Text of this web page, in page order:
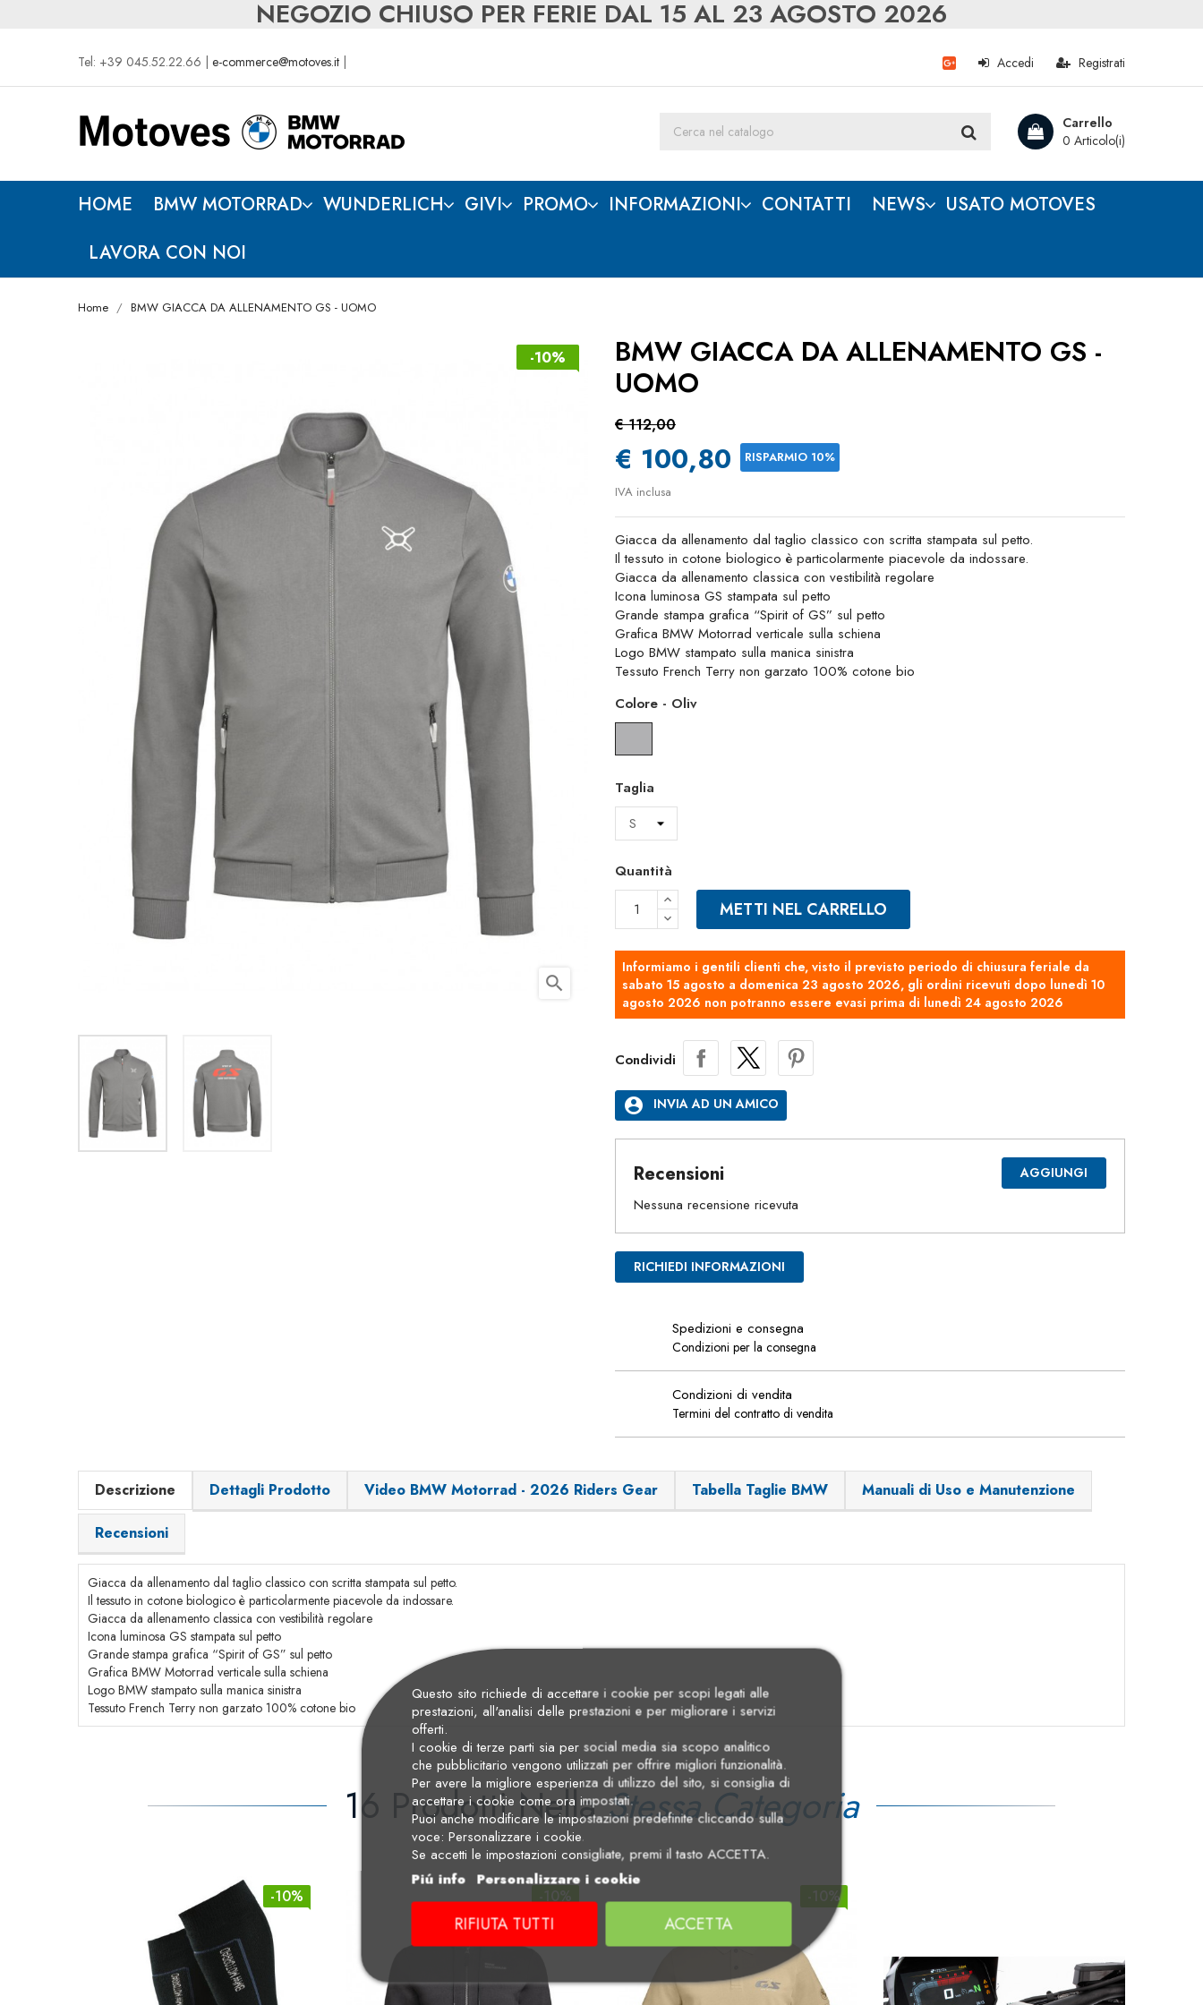
NEGOZIO CHIUSO PER FERIE DAL 15 AL 23 AGOSTO 2026
Tel: +39 045.52.22.66 | e-commerce@motoves.it Registrati
Accedi
Carrello
0 Articolo(i)
HOME BMW MOTORRAD WUNDERLICH GIVI PROMO INFORMAZIONI CONTATTI NEWS
USATO MOTOVES
LAVORA CON NOI
Home BMW GIACCA DA ALLENAMENTO GS - UOMO
-10%
search
BMW GIACCA DA ALLENAMENTO GS -
UOMO
€ 112,00
€ 100,80 RISPARMIO 10%
IVA inclusa
Giacca da allenamento dal taglio classico con scritta stampata sul petto.
Il tessuto in cotone biologico è particolarmente piacevole da indossare.
Giacca da allenamento classica con vestibilità regolare
Icona luminosa GS stampata sul petto
Grande stampa grafica “Spirit of GS” sul petto
Grafica BMW Motorrad verticale sulla schiena
Logo BMW stampato sulla manica sinistra
Tessuto French Terry non garzato 100% cotone bio
Colore - Oliv
Taglia
Quantità
METTI NEL CARRELLO
Informiamo i gentili clienti che, visto il previsto periodo di chiusura feriale da
sabato 15 agosto a domenica 23 agosto 2026, gli ordini ricevuti dopo lunedì 10
agosto 2026 non potranno essere evasi prima di lunedì 24 agosto 2026
Condividi
account_circle INVIA AD UN AMICO
Recensioni AGGIUNGI
Nessuna recensione ricevuta
RICHIEDI INFORMAZIONI
Spedizioni e consegna
Condizioni per la consegna
Condizioni di vendita
Termini del contratto di vendita
Descrizione Dettagli Prodotto Video BMW Motorrad - 2026 Riders Gear Tabella Taglie BMW Manuali di Uso e Manutenzione
Recensioni
Giacca da allenamento dal taglio classico con scritta stampata sul petto.
Il tessuto in cotone biologico è particolarmente piacevole da indossare.
Giacca da allenamento classica con vestibilità regolare
Icona luminosa GS stampata sul petto
Grande stampa grafica “Spirit of GS” sul petto
Grafica BMW Motorrad verticale sulla schiena
Logo BMW stampato sulla manica sinistra
Tessuto French Terry non garzato 100% cotone bio
16 Prodotti NellaStessa Categoria
-10% -10% -10%
Questo sito richiede di accettare i cookie per scopi legati alle
prestazioni, all'analisi delle prestazioni e per migliorare i servizi
offerti.
I cookie di terze parti sia per social media sia scopo analitico
che pubblicitario vengono utilizzati per offrire migliori funzionalità.
Per avere la migliore esperienza di utilizzo del sito, si consiglia di
accettare i cookie come ora impostati.
Puoi anche modificare le impostazioni predefinite cliccando sulla
voce: Personalizzare i cookie.
Se accetti le impostazioni consigliate, premi il tasto ACCETTA.
Piú info Personalizzare i cookie
RIFIUTA TUTTI ACCETTA